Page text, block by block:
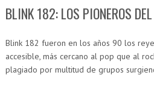
BLINK 182: LOS PIONEROS
Blink 182 fueron en los años 90 los
accesible, más cercano al pop que al
plagiado por multitud de grupos